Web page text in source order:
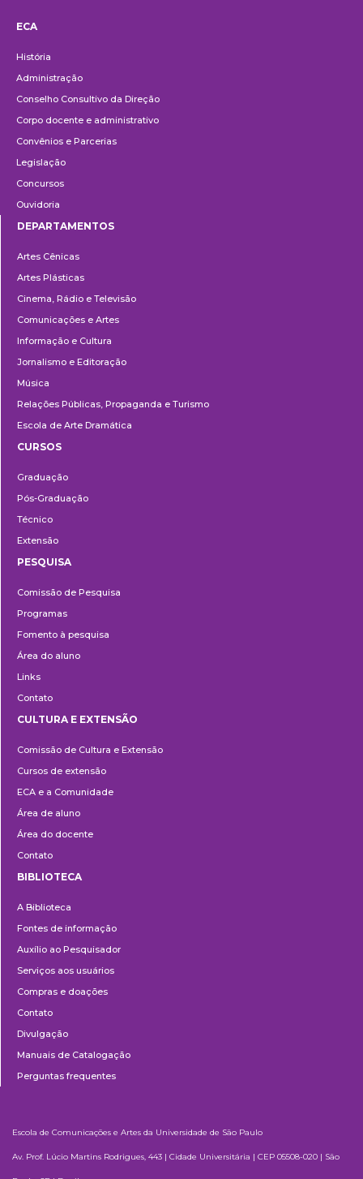
ECA
História
Administração
Conselho Consultivo da Direção
Corpo docente e administrativo
Convênios e Parcerias
Legislação
Concursos
Ouvidoria
DEPARTAMENTOS
Artes Cênicas
Artes Plásticas
Cinema, Rádio e Televisão
Comunicações e Artes
Informação e Cultura
Jornalismo e Editoração
Música
Relações Públicas, Propaganda e Turismo
Escola de Arte Dramática
CURSOS
Graduação
Pós-Graduação
Técnico
Extensão
PESQUISA
Comissão de Pesquisa
Programas
Fomento à pesquisa
Área do aluno
Links
Contato
e
Extensão
CULTURA E EXTENSÃO
Comissão de Cultura e Extensão
Cursos de extensão
ECA e a Comunidade
Área de aluno
Área do docente
Contato
BIBLIOTECA
A Biblioteca
Fontes de informação
Auxílio ao Pesquisador
Serviços aos usuários
Compras e doações
Contato
Divulgação
Manuais de Catalogação
Perguntas frequentes
Escola de Comunicações e Artes da Universidade de São Paulo
Av. Prof. Lúcio Martins Rodrigues, 443 | Cidade Universitária | CEP 05508-020 | São